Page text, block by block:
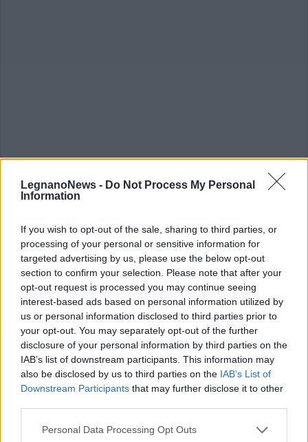
LegnanoNews - Do Not Process My Personal
Information
If you wish to opt-out of the sale, sharing to third parties, or
processing of your personal or sensitive information for
targeted advertising by us, please use the below opt-out
section to confirm your selection. Please note that after your
opt-out request is processed you may continue seeing
interest-based ads based on personal information utilized by
us or personal information disclosed to third parties prior to
your opt-out. You may separately opt-out of the further
disclosure of your personal information by third parties on the
IAB’s list of downstream participants. This information may
also be disclosed by us to third parties on the IAB’s List of
Downstream Participants that may further disclose it to other
Personal Data Processing Opt Outs
ALTRE NOTIZIE DI VANZAGO